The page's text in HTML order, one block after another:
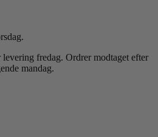
levering fredag.Ordrer modtaget efter
mandag.